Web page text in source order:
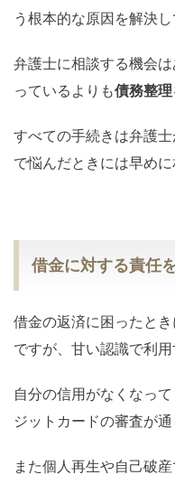
う根本的な原因を解決し
弁護士に相談する機会
っているよりも債務整理
すべての手続きは弁護
で悩んだときには早め
借金に対する責任
借金の返済に困ったとき
ですが、甘い認識で利
自分の信用がなくなっ
ジットカードの審査が通
また個人再生や自己破